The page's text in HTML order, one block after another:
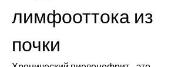
лимфооттока из
почки